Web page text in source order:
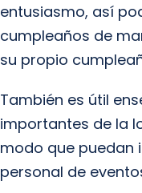
entusiasmo, así
cumpleaños de
su propio
También es útil
importantes de la
modo que puedan
personal de